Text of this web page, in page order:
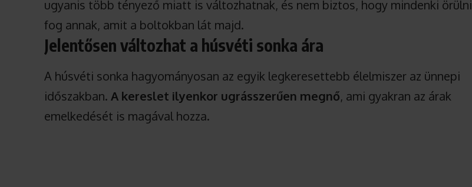
ugyanis több tényező miatt is változhatnak, és nem biztos, hogy mindenki örülni
fog annak, amit a boltokban lát majd.
Jelentősen változhat a húsvéti sonka ára
A húsvéti sonka hagyományosan az egyik legkeresettebb élelmiszer az ünnepi
időszakban.A kereslet ilyenkor ugrásszerűen megnő, ami gyakran az árak
emelkedését is magával hozza.